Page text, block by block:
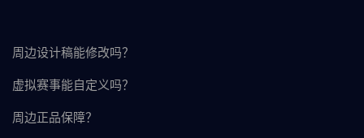
周边设计稿能修改吗？
虚拟赛事能自定义吗？
周边正品保障？